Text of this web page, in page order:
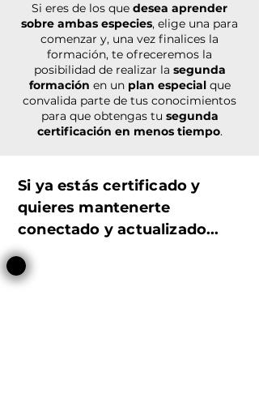
Si eres de los que desea aprender
sobre ambas especies, elige una para
comenzar y, una vez finalices la
formación, te ofreceremos la
posibilidad de realizar la segunda
formación en un plan especialque
convalida parte de tus conocimientos
para que obtengas tu segunda
certificación en menos tiempo.
Si ya estás certificado y
quieres mantenerte
conectado y actualizado...